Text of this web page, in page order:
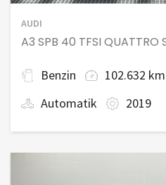
AUDI
A3 SPB 40 TFSI QUATTRO
Benzin 102.632 km
Automatik
2019